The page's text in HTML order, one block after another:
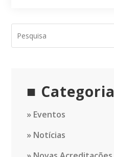
Eventos
Notícias